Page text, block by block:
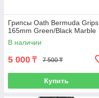
Грипсы Oath Bermuda Grips
165mm Green/Black Marble
В наличии
5 000 ₸ 7 500 ₸
Купить